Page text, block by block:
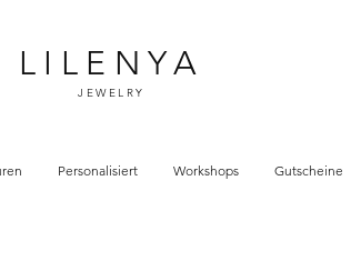
LILENYA
JEWELRY
Personalisiert Workshops Gutscheine